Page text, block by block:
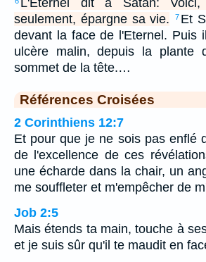
seulement, épargne sa vie.
7 Et
devant la face de l'Eternel. Puis
ulcère malin, depuis la plante
sommet de la tête.…
Références Croisées
2 Corinthiens 12:7
Et pour que je ne sois pas enflé
de l'excellence de ces
une écharde dans la chair, un
me souffleter et m'empêcher de
Job 2:5
Mais étends ta main, touche à
et je suis sûr qu'il te maudit en